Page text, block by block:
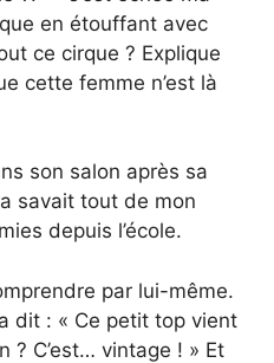
en étouffant avec
ce cirque ? Explique
cette femme n’est là
son salon après sa
savait tout de mon
depuis l’école.
par lui-même.
dit : « Ce petit top vient
? C’est… vintage ! » Et